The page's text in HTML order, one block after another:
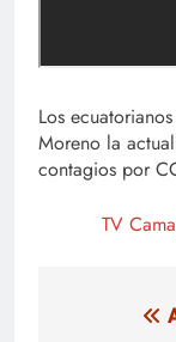
Los
Moreno la
contagios por
TV